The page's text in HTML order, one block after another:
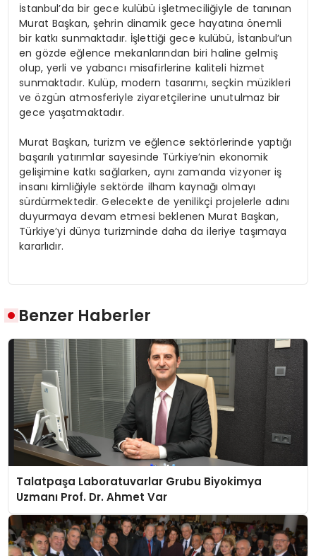
İstanbul’da bir gece kulübü işletmeciliğiyle de tanınan
Murat Başkan, şehrin dinamik gece hayatına önemli
bir katkı sunmaktadır. İşlettiği gece kulübü, İstanbul’un
en gözde eğlence mekanlarından biri haline gelmiş
olup, yerli ve yabancı misafirlerine kaliteli hizmet
sunmaktadır. Kulüp, modern tasarımı, seçkin müzikleri
ve özgün atmosferiyle ziyaretçilerine unutulmaz bir
gece yaşatmaktadır.
Murat Başkan, turizm ve eğlence sektörlerinde yaptığı
başarılı yatırımlar sayesinde Türkiye’nin ekonomik
gelişimine katkı sağlarken, aynı zamanda vizyoner iş
insanı kimliğiyle sektörde ilham kaynağı olmayı
sürdürmektedir. Gelecekte de yenilikçi projelerle adını
duyurmaya devam etmesi beklenen Murat Başkan,
Türkiye’yi dünya turizminde daha da ileriye taşımaya
kararlıdır.
Benzer Haberler
Talatpaşa Laboratuvarlar Grubu Biyokimya
Uzmanı Prof. Dr. Ahmet Var